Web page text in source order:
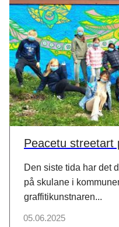
05.06.2025
Peacetu streetart
Den siste tida har det
på skulane i
graffitikunstnaren...